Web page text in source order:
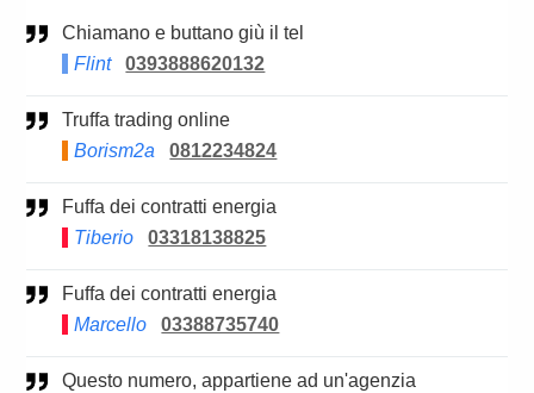
Chiamano e buttano giù il tel
Flint
0393888620132
Truffa trading online
Borism2a
0812234824
Fuffa dei contratti energia
Tiberio
03318138825
Fuffa dei contratti energia
Marcello
03388735740
Questo numero, appartiene ad un'agenzia